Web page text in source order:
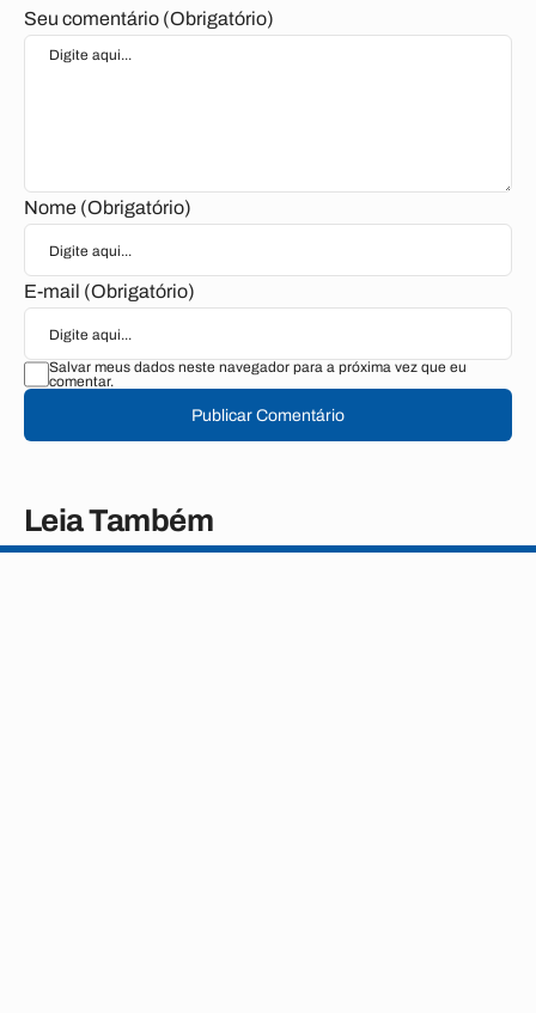
Seu comentário (Obrigatório)
Nome (Obrigatório)
E-mail (Obrigatório)
Salvar meus dados neste navegador para a próxima vez que eu
comentar.
Publicar Comentário
Leia Também